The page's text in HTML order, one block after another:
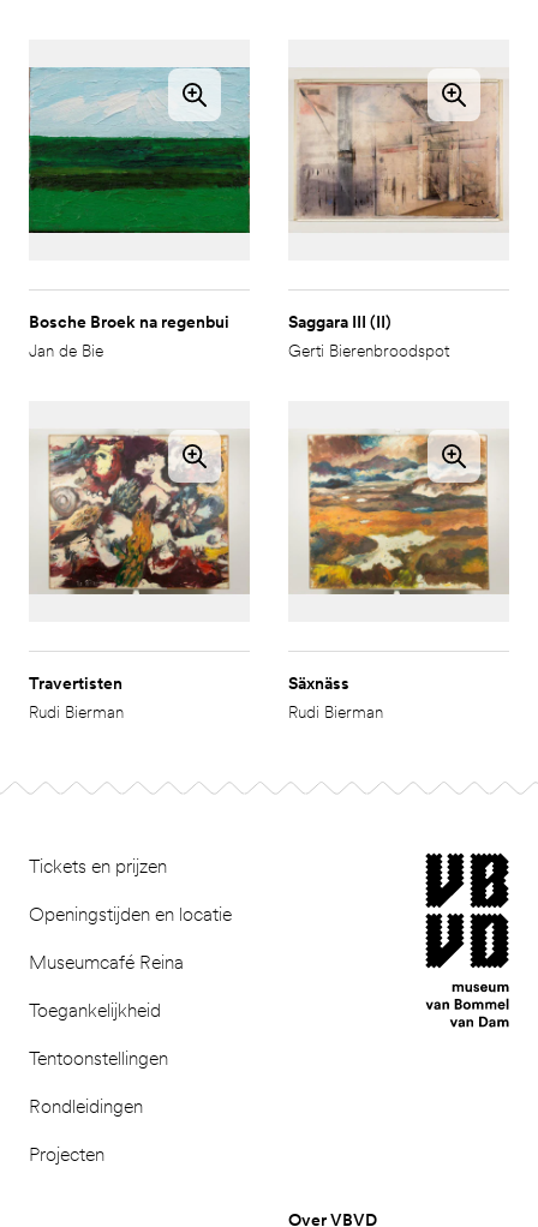
Bosche Broek na regenbui
Jan de Bie
Saggara III (II)
Gerti Bierenbroodspot
Travertisten
Rudi Bierman
Säxnäss
Rudi Bierman
Tickets en prijzen
Openingstijden en locatie
Museumcafé Reina
Toegankelijkheid
Tentoonstellingen
Rondleidingen
Projecten
museum van
Over VBVD